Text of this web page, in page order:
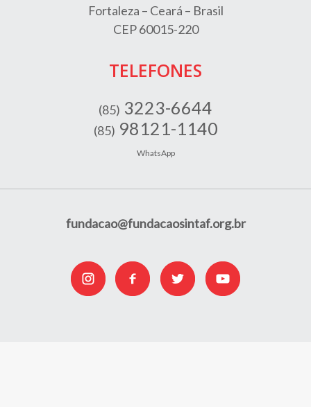
Fortaleza – Ceará – Brasil
CEP 60015-220
TELEFONES
(85) 3223-6644
(85) 98121-1140
WhatsApp
fundacao@fundacaosintaf.org.br